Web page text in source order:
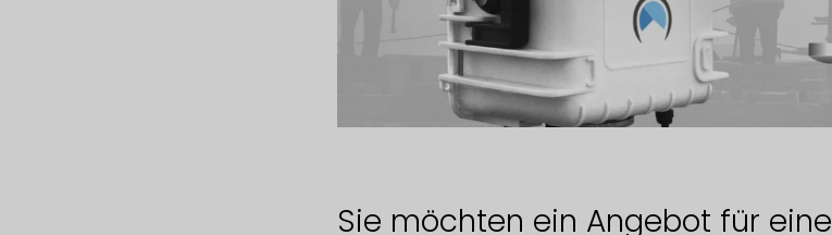
Sie möchten ein Angebot für eine